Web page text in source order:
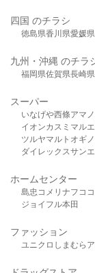
四国 のチラシ
徳島県香川県愛媛県
九州・沖縄 のチラ
福岡県佐賀県長崎県
スーパー
いなげや西條アマ
イオンカスミ マル
ツルヤマルト オギノ
ダイレックスサン
ホームセンター
島忠 コメリ ナフコ
ジョイフル本田
ファッション
ユニクロ しまむら